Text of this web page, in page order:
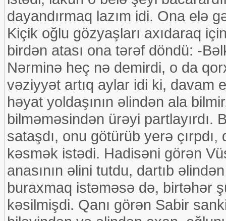
dayandırmaq lazım idi. Ona elə
Kiçik oğlu gözyaşları axıdaraq
birdən atası ona tərəf döndü: -
Nərminə heç nə demirdi, o da
vəziyyət artıq aylar idi ki, davam
həyat yoldaşının əlindən ala
bilməməsindən ürəyi
sataşdı, onu götürüb yerə çırpdı,
kəsmək istədi. Hadisəni görən
anasının əlini tutdu, dartıb
buraxmaq istəməsə də, birtəhər
kəsilmişdi. Qanı görən Sabir